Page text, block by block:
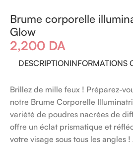
Brume corporelle
Glow
2,200 DA
DESCRIPTIONINFORMATIONS
Brillez de mille feux ! Préparez-
notre Brume Corporelle
variété de poudres nacrées de
offre un éclat prismatique et
votre visage sous tous les angles